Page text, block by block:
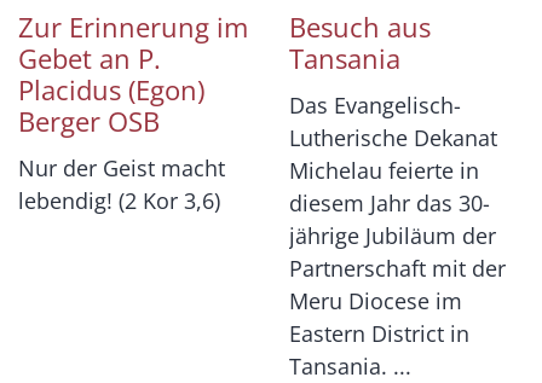
Zur Erinnerung im
Gebet an P.
Placidus (Egon)
Berger OSB
Nur der Geist macht
lebendig! (2 Kor 3,6)
Besuch aus
Tansania
Das Evangelisch-
Lutherische Dekanat
Michelau feierte in
diesem Jahr das 30-
jährige Jubiläum der
Partnerschaft mit der
Meru Diocese im
Eastern District in
Tansania. ...